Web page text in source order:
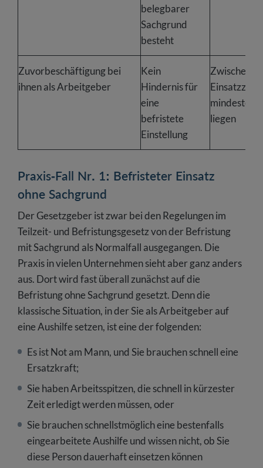
belegbarer
Sachgrund
besteht
Zuvorbeschäftigung bei
ihnen als Arbeitgeber
Kein
Hindernis für
eine
befristete
Einstellung
Zwischen
mindestens
liegen
Praxis-Fall Nr. 1: Befristeter Einsatz
ohne Sachgrund
Der Gesetzgeber ist zwar bei den Regelungen im
Teilzeit- und Befristungsgesetz von der Befristung
mit Sachgrund als Normalfall ausgegangen. Die
Praxis in vielen Unternehmen sieht aber ganz anders
aus. Dort wird fast überall zunächst auf die
Befristung ohne Sachgrund gesetzt. Denn die
klassische Situation, in der Sie als Arbeitgeber auf
eine Aushilfe setzen, ist eine der folgenden:
Es ist Not am Mann, und Sie brauchen schnell eine
Ersatzkraft;
Sie haben Arbeitsspitzen, die schnell in kürzester
Zeit erledigt werden müssen, oder
Sie brauchen schnellstmöglich eine bestenfalls
eingearbeitete Aushilfe und wissen nicht, ob Sie
diese Person dauerhaft einsetzen können